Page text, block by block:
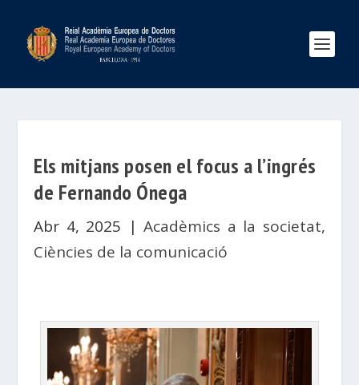
Els mitjans posen el focus a l’ingrés
de Fernando Ónega
Abr 4, 2025 |Acadèmics a la societat,
Ciències de la comunicació